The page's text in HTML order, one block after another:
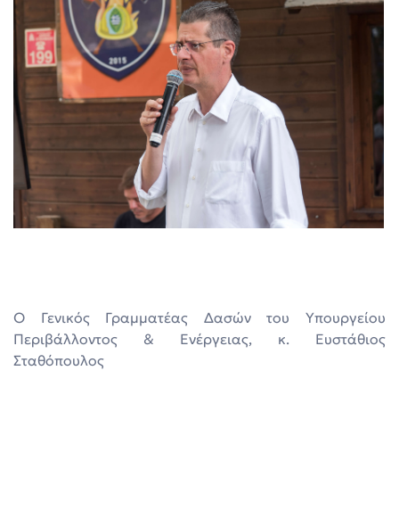
Ο Γενικός Γραμματέας Δασών του Υπουργείου
Περιβάλλοντος & Ενέργειας, κ. Ευστάθιος
Σταθόπουλος